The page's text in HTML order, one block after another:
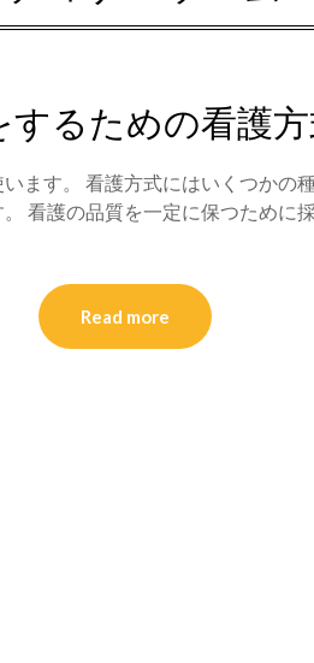
るための看護方
ます。 看護方式にはいくつかの
看護の品質を一定に保つために
Read more